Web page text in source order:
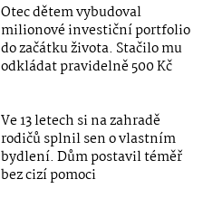
Otec dětem vybudoval
milionové investiční portfolio
do začátku života. Stačilo mu
odkládat pravidelně 500 Kč
Ve 13 letech si na zahradě
rodičů splnil sen o vlastním
bydlení. Dům postavil téměř
bez cizí pomoci